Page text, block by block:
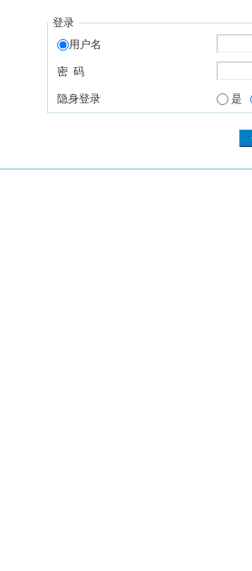
登录
用户名
密 码
隐身登录 是